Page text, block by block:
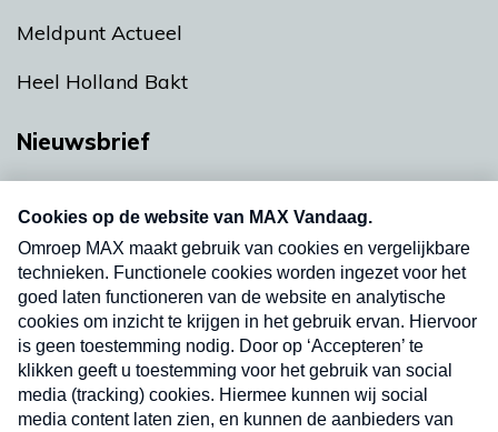
Meldpunt Actueel
Heel Holland Bakt
Nieuwsbrief
nieuwsbrief. Elke vrijdag- en dinsdagochtend in
uw mailbox.
Verzend